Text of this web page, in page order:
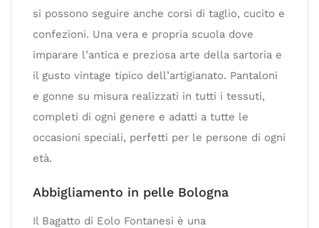
si possono seguire anche corsi di taglio, cucito e
confezioni. Una vera e propria scuola dove
imparare l’antica e preziosa arte della sartoria e
il gusto vintage tipico dell’artigianato. Pantaloni
e gonne su misura realizzati in tutti i tessuti,
completi di ogni genere e adatti a tutte le
occasioni speciali, perfetti per le persone di ogni
età.
Abbigliamento in pelle Bologna
Il Bagatto di Eolo Fontanesi è una